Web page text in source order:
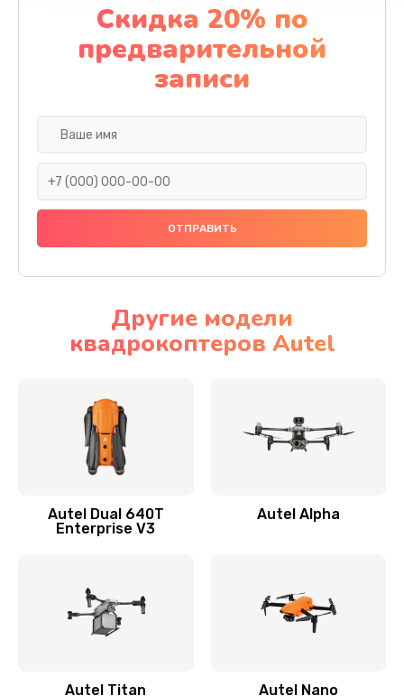
Скидка 20% по
предварительной
записи
Другие модели
квадрокоптеров Autel
Autel Dual 640T
Enterprise V3
Autel Alpha
Autel Titan Autel Nano